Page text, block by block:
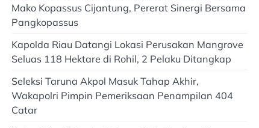
Mako Kopassus Cijantung, Pererat Sinergi Bersama
Pangkopassus
Kapolda Riau Datangi Lokasi Perusakan Mangrove
Seluas 118 Hektare di Rohil, 2 Pelaku Ditangkap
Seleksi Taruna Akpol Masuk Tahap Akhir,
Wakapolri Pimpin Pemeriksaan Penampilan 404
Catar